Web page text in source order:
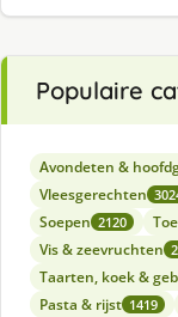
Populaire
Avondeten &
Vleesgerechten
Soepen 2120
Vis & zeevruchten
Taarten, koek &
Pasta & rijst 1419